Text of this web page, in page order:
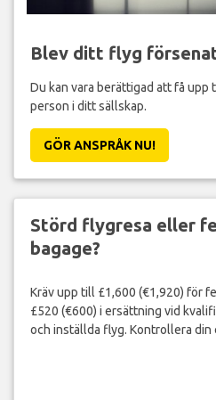
Blev ditt flyg
Du kan vara berättigad att få upp
person i ditt sällskap.
GÖR ANSPRÅK NU!
Störd flygresa eller
bagage?
Kräv upp till £1,600 (€1,920) för
£520 (€600) i ersättning vid
och inställda flyg. Kontrollera din